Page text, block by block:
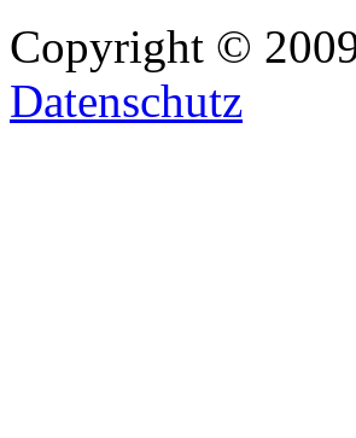
Copyright ©
Datenschutz